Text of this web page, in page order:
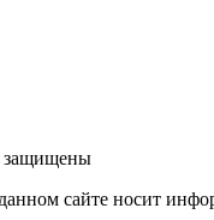
защищены
сайте носит